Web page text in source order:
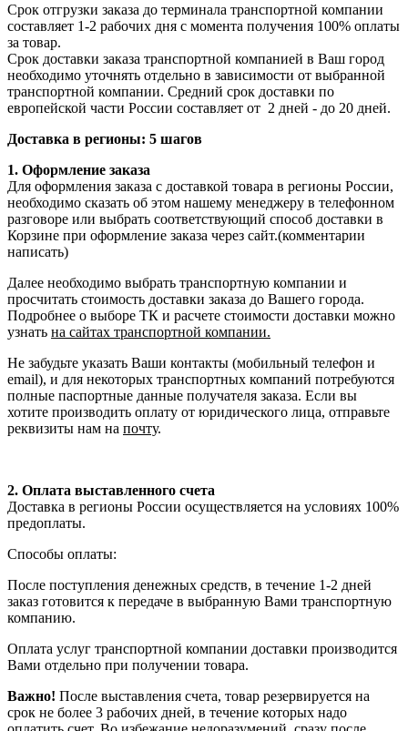
Срок отгрузки заказа до терминала транспортной компании
составляет 1-2 рабочих дня с момента получения 100% оплаты
за товар.
Срок доставки заказа транспортной компанией в Ваш город
необходимо уточнять отдельно в зависимости от выбранной
транспортной компании. Средний срок доставки по
европейской части России составляет от 2 дней - до 20 дней.
Доставка в регионы: 5 шагов
1. Оформление заказа
Для оформления заказа с доставкой товара в регионы России,
необходимо сказать об этом нашему менеджеру в телефонном
разговоре или выбрать соответствующий способ доставки в
Корзине при оформление заказа через сайт.(комментарии
написать)
Далее необходимо выбрать транспортную компании и
просчитать стоимость доставки заказа до Вашего города.
Подробнее о выборе ТК и расчете стоимости доставки можно
узнать на сайтах транспортной компании.
Не забудьте указать Ваши контакты (мобильный телефон и
email), и для некоторых транспортных компаний потребуются
полные паспортные данные получателя заказа. Если вы
хотите производить оплату от юридического лица, отправьте
реквизиты нам на почту.
2. Оплата выставленного счета
Доставка в регионы России осуществляется на условиях 100%
предоплаты.
Способы оплаты:
После поступления денежных средств, в течение 1-2 дней
заказ готовится к передаче в выбранную Вами транспортную
компанию.
Оплата услуг транспортной компании доставки производится
Вами отдельно при получении товара.
Важно! После выставления счета, товар резервируется на
срок не более 3 рабочих дней, в течение которых надо